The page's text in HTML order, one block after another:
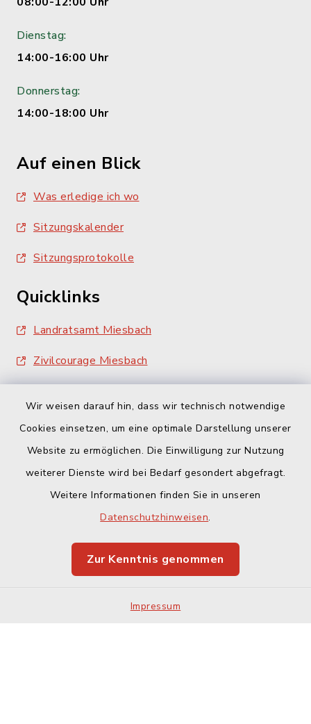
Wir weisen darauf hin, dass wir technisch notwendige
Cookies einsetzen, um eine optimale Darstellung unserer
Website zu ermöglichen. Die Einwilligung zur Nutzung
weiterer Dienste wird bei Bedarf gesondert abgefragt.
Weitere Informationen finden Sie in unseren
Datenschutzhinweisen.
Zur Kenntnis genommen
Impressum
Dienstag:
14:00-16:00 Uhr
Donnerstag:
14:00-18:00 Uhr
Auf einen Blick
Was erledige ich wo
Sitzungskalender
Sitzungsprotokolle
Quicklinks
Landratsamt Miesbach
Zivilcourage Miesbach
Barrierefreiheit
Impressum
Sitemap